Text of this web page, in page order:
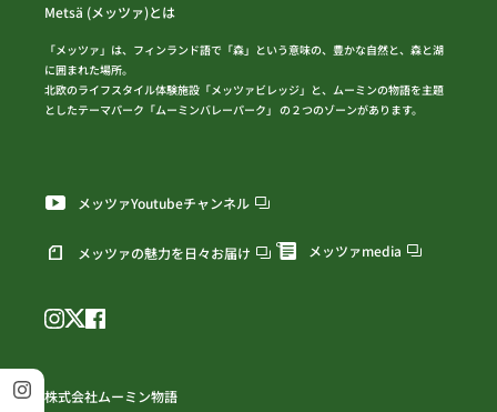
Metsä (メッツァ)とは
「メッツァ」は、フィンランド語で「森」という意味の、豊かな自然と、森と湖
に囲まれた場所。
北欧のライフスタイル体験施設「メッツァビレッジ」と、ムーミンの物語を主題
としたテーマパーク「ムーミンバレーパーク」 の２つのゾーンがあります。
メッツァYoutubeチャンネル
メッツァの魅力を日々お届け メッツァmedia
株式会社ムーミン物語